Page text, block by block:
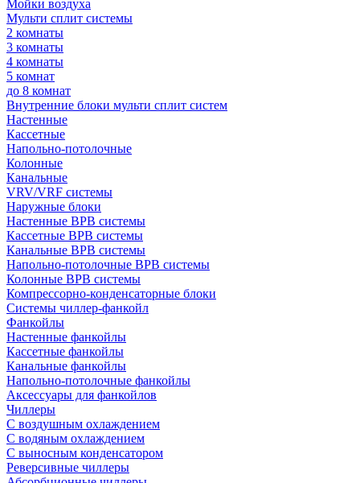
Мойки воздуха
Мульти сплит системы
2 комнаты
3 комнаты
4 комнаты
5 комнат
до 8 комнат
Внутренние блоки мульти сплит систем
Настенные
Кассетные
Напольно-потолочные
Колонные
Канальные
VRV/VRF системы
Наружные блоки
Настенные ВРВ системы
Кассетные ВРВ системы
Канальные ВРВ системы
Напольно-потолочные ВРВ системы
Колонные ВРВ системы
Компрессорно-конденсаторные блоки
Системы чиллер-фанкойл
Фанкойлы
Настенные фанкойлы
Кассетные фанкойлы
Канальные фанкойлы
Напольно-потолочные фанкойлы
Аксессуары для фанкойлов
Чиллеры
С воздушным охлаждением
С водяным охлаждением
С выносным конденсатором
Реверсивные чиллеры